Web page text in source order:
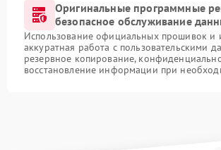
Оригинальные программные
безопасное обслуживание
Использование официальных прошивок и
аккуратная работа с пользовательскими
резервное копирование,
восстановление информации при